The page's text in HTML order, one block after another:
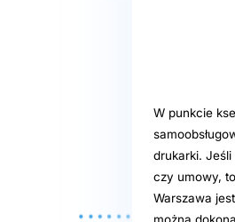
W punkcie
drukarki. Jeśli
czy umowy,
Warszawa